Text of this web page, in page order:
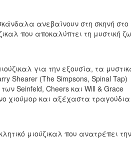
ανεβαίνουν στη σκηνή
που αποκαλύπτει τη μυστική
για την εξουσία, τα
Shearer (The Simpsons, Spinal Tap)
Seinfeld, Cheers και Will & Grace
χιούμορ και αξέχαστα τραγούδια
μιούζικαλ που ανατρέπει